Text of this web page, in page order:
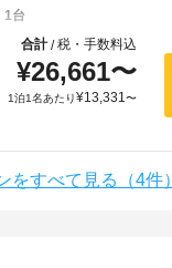
1台
合計/税・手数料込
¥26,661〜
1泊1名あたり¥13,331〜
をすべて見る（4件）